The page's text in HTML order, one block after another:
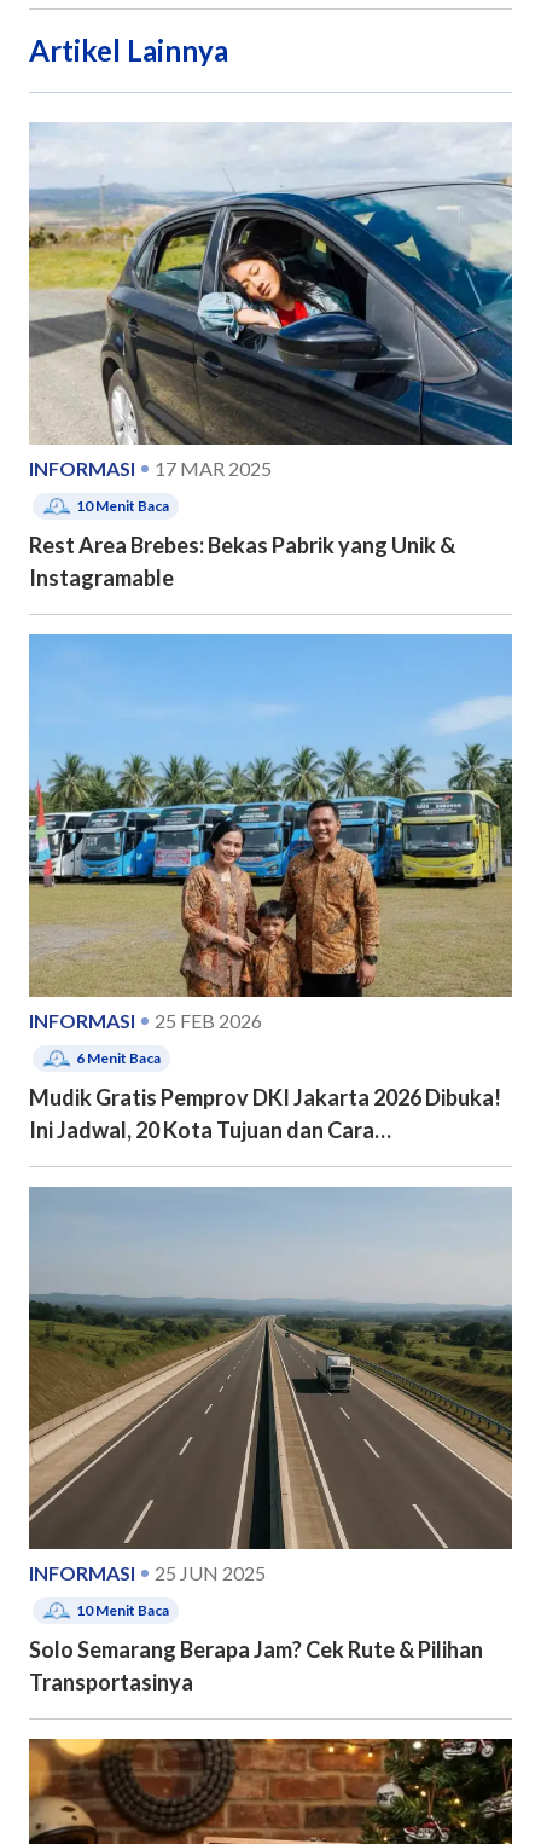
Artikel Lainnya
INFORMASI 17 MAR 2025
10Menit Baca
Rest Area Brebes: Bekas Pabrik yang Unik &
Instagramable
INFORMASI 25 FEB 2026
6 Menit Baca
Mudik Gratis Pemprov DKI Jakarta 2026 Dibuka!
Ini Jadwal, 20 Kota Tujuan dan Cara
Pendaftarannya
INFORMASI 25 JUN 2025
10Menit Baca
Solo Semarang Berapa Jam? Cek Rute & Pilihan
Transportasinya